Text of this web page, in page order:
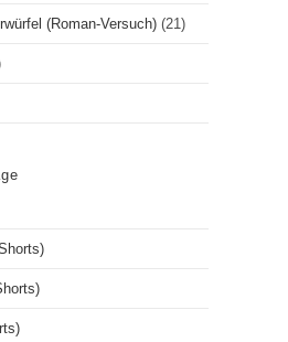
(Roman-Versuch) (21)